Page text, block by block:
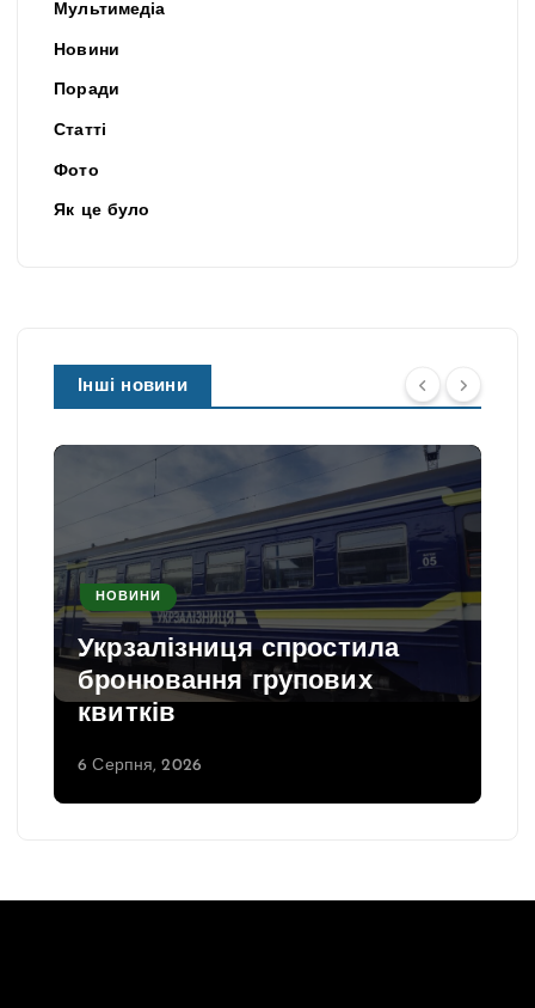
Мультимедіа
Новини
Поради
Статті
Фото
Як це було
Інші новини
НОВИНИ
Укрзалізниця спростила
бронювання групових
квитків
6 Серпня, 2026